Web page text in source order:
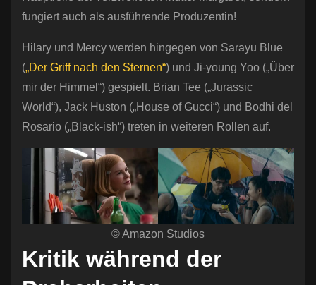
fungiert auch als ausführende Produzentin!
Hilary und Mercy werden hingegen von Sarayu Blue
(„Der Griff nach den Sternen“) und Ji-young Yoo („Über
mir der Himmel“) gespielt. Brian Tee („Jurassic
World“), Jack Huston („House of Gucci“) und Bodhi del
Rosario („Black-ish“) treten in weiteren Rollen auf.
© Amazon Studios
Kritik während der